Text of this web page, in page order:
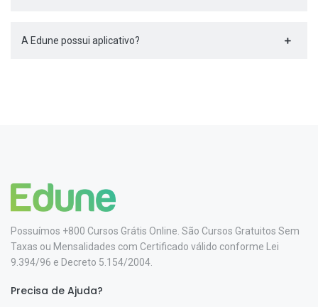
A Edune possui aplicativo?
Possuímos +800 Cursos Grátis Online. São Cursos Gratuitos Sem
Taxas ou Mensalidades com Certificado válido conforme Lei
9.394/96 e Decreto 5.154/2004.
Precisa de Ajuda?